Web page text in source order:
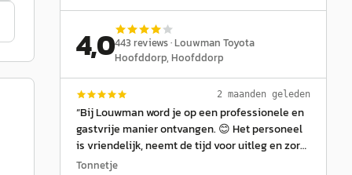
4,0443 reviews ·Louwman Toyota
Hoofddorp, Hoofddorp
2 maanden geleden
“Bij Louwman word je op een professionele en
gastvrije manier ontvangen. 😊 Het personeel
is vriendelijk, neemt de tijd voor uitleg en zorgt
ervoor dat je je als klant serieus genomen
Tonnetje